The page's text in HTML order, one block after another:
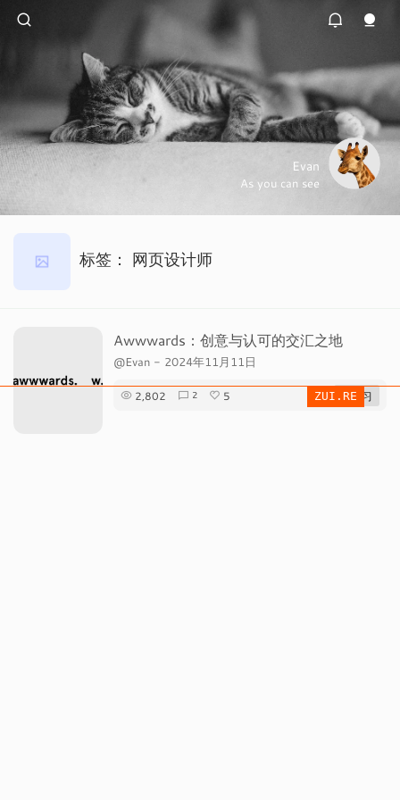
Evan
As you can see
标签： 网页设计师
Awwwards：创意与认可的交汇之地
@Evan - 2024年11月11日
2,802 2 5 # 学习
ZUI.RE